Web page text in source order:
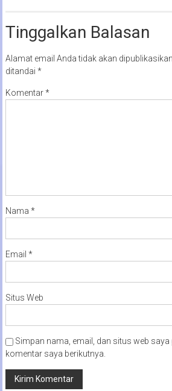
Tinggalkan Balasan
Alamat email Anda tidak akan dipublikasikan.
ditandai *
Komentar*
Nama *
Email *
Situs Web
Simpan nama, email, dan situs web
komentar saya berikutnya.